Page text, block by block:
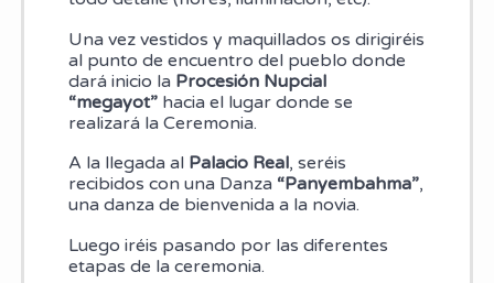
Una vez vestidos y maquillados os dirigiréis
al punto de encuentro del pueblo donde
dará inicio la Procesión Nupcial
“megayot”hacia el lugar donde se
realizará la Ceremonia.
A la llegada al Palacio Real, seréis
recibidos con una Danza “Panyembahma”,
una danza de bienvenida a la novia.
Luego iréis pasando por las diferentes
etapas de la ceremonia.